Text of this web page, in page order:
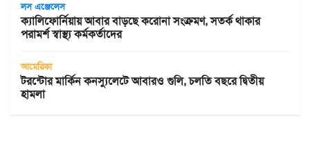
লস এঞ্জেলেস
ক্যালিফোর্নিয়ায় আবার বাড়ছে করোনা সংক্রমণ, সতর্ক থাকার
পরামর্শ স্বাস্থ্য কর্মকর্তাদের
আমেরিকা
টরন্টোর মার্কিন কনস্যুলেটে আবারও গুলি, চলতি বছরে দ্বিতীয়
হামলা